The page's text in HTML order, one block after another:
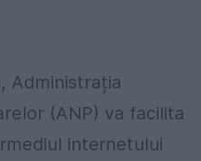
Administrația
(ANP) va facilita
internetului